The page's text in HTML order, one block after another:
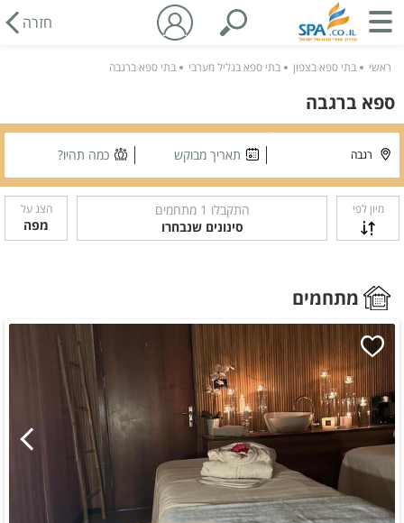
חזרה
ראשי בתי ספא בצפון בתי ספא בגליל מערבי בתי ספא ברגבה
ספא ברגבה
תאריך מבוקש כמה תהיו?
מיון לפי התקבלו 1 מתחמים
סינונים שנבחרו
הצג על
מפה
מתחמים